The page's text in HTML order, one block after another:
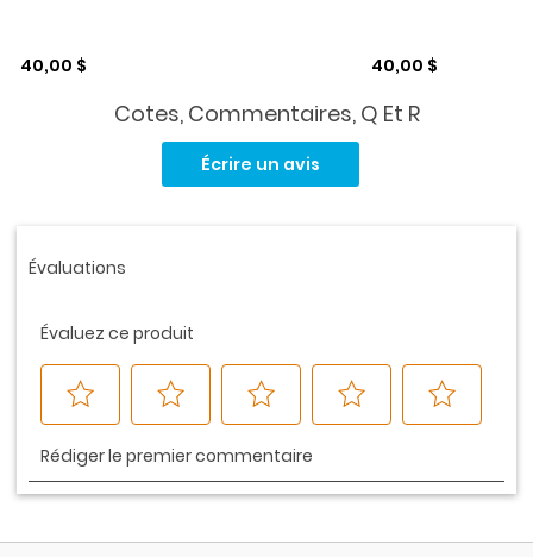
Prix de solde
40,00 $ Prix de solde
40,00 $
Cotes, Commentaires, Q Et R
la
Écrire un avis